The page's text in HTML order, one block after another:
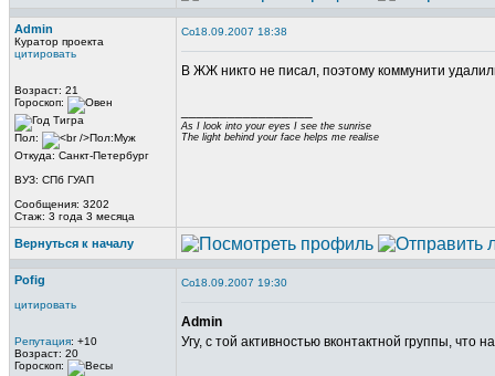
Admin
Куратор проекта
цитировать
Возраст: 21
Гороскоп:
Пол:
Откуда: Санкт-Петербург
ВУЗ: СПб ГУАП
Сообщения: 3202
Стаж: 3 года 3 месяца
18.09.2007 18:38
В ЖЖ никто не писал, поэтому коммунити
As I look into your eyes I see the sunrise
The light behind your face helps me realise
Вернуться к началу
Pofig
цитировать
Репутация: +10
Возраст: 20
Гороскоп:
18.09.2007 19:30
Admin
Угу, с той активностью вконтактной группы, что